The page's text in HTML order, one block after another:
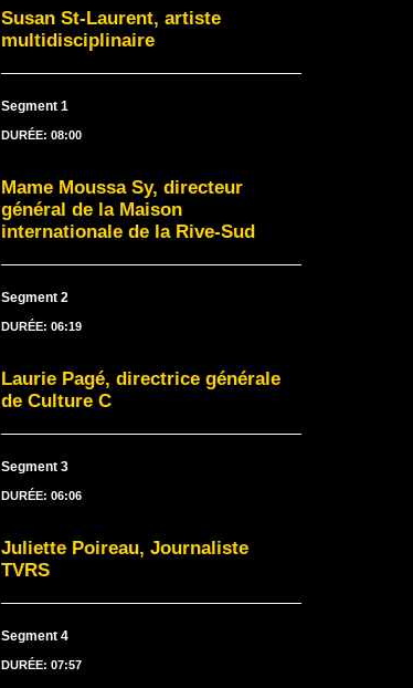
Susan St-Laurent, artiste
multidisciplinaire
Segment 1
DURÉE: 08:00
Mame Moussa Sy, directeur
général de la Maison
internationale de la Rive-Sud
Segment 2
DURÉE: 06:19
Laurie Pagé, directrice générale
de Culture C
Segment 3
DURÉE: 06:06
Juliette Poireau, Journaliste
TVRS
Segment 4
DURÉE: 07:57